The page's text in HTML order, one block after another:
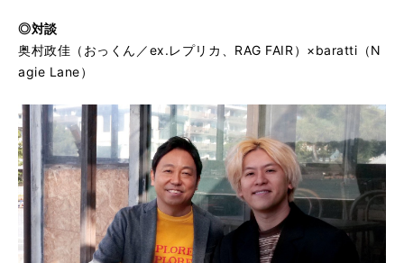
◎対談
奥村政佳（おっくん／ex.レプリカ、RAG FAIR）×baratti（N
agie Lane）